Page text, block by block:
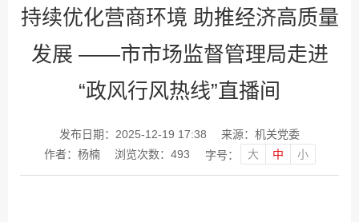
持续优化营商环境 助推经济高质量
发展 ——市市场监督管理局走进
“政风行风热线”直播间
发布日期：2025-12-19 17:38
来源：机关党委
作者：杨楠
浏览次数： 493 字号： 大 中 小